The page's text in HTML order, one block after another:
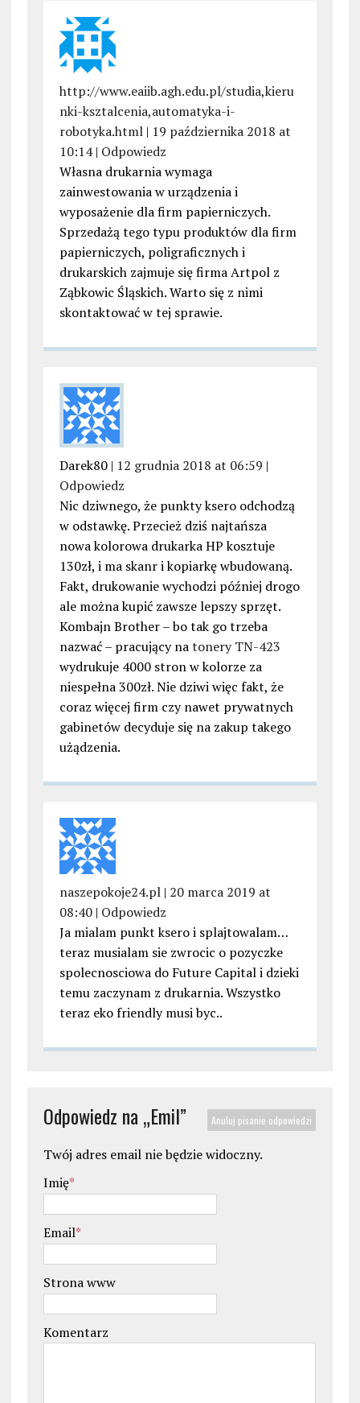
http://www.eaiib.agh.edu.pl/studia,kieru
nki-ksztalcenia,automatyka-i-
robotyka.html| 19 października 2018 at
10:14| Odpowiedz
Własna drukarnia wymaga
zainwestowania w urządzenia i
wyposażenie dla firm papierniczych.
Sprzedażą tego typu produktów dla firm
papierniczych, poligraficznych i
drukarskich zajmuje się firma Artpol z
Ząbkowic Śląskich. Warto się z nimi
skontaktować w tej sprawie.
Darek80 | 12 grudnia 2018 at 06:59 |
Odpowiedz
Nic dziwnego, że punkty ksero odchodzą
w odstawkę. Przecież dziś najtańsza
nowa kolorowa drukarka HP kosztuje
130zł, i ma skanr i kopiarkę wbudowaną.
Fakt, drukowanie wychodzi później drogo
ale można kupić zawsze lepszy sprzęt.
Kombajn Brother – bo tak go trzeba
nazwać – pracujący natonery TN-423
wydrukuje 4000 stron w kolorze za
niespełna 300zł. Nie dziwi więc fakt, że
coraz więcej firm czy nawet prywatnych
gabinetów decyduje się na zakup takego
użądzenia.
naszepokoje24.pl| 20 marca 2019 at
08:40| Odpowiedz
Ja mialam punkt ksero i splajtowalam…
teraz musialam sie zwrocic o pozyczke
spolecnosciowa do Future Capital i dzieki
temu zaczynam z drukarnia. Wszystko
teraz eko friendly musi byc..
Odpowiedz na „Emil” Anuluj pisanie odpowiedzi
Twój adres email nie będzie widoczny.
Imię*
Email*
Strona www
Komentarz